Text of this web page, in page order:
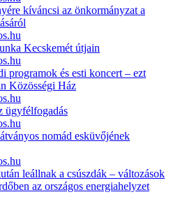
kíváncsi az önkormányzat a
Kecskemét útjain
programok és esti koncert – ezt
Közösségi Ház
ügyfélfogadás
nomád esküvőjének
leállnak a csúszdák – változások
az országos energiahelyzet